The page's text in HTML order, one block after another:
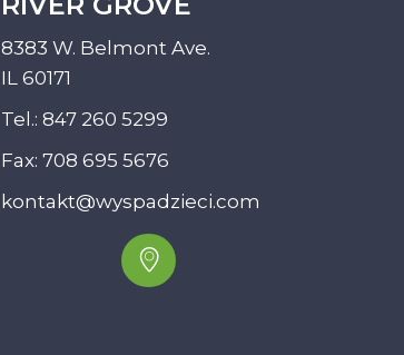
8383 W. Belmont Ave.
IL 60171
Tel.: 847 260 5299
Fax: 708 695 5676
kontakt@wyspadzieci.com